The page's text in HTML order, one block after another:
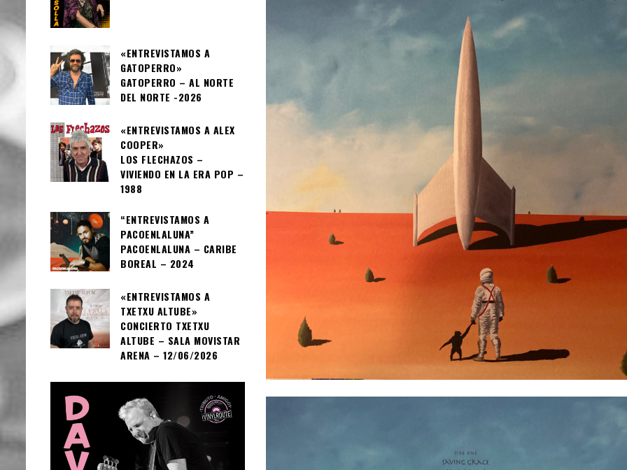
«ENTREVISTAMOS A
GATOPERRO»
GATOPERRO – AL NORTE
DEL NORTE -2026
«ENTREVISTAMOS A ALEX
COOPER»
LOS FLECHAZOS –
VIVIENDO EN LA ERA POP –
1988
“ENTREVISTAMOS A
PACOENLALUNA”
PACOENLALUNA – CARIBE
BOREAL – 2024
«ENTREVISTAMOS A
TXETXU ALTUBE»
CONCIERTO TXETXU
ALTUBE – SALA MOVISTAR
ARENA – 12/06/2026